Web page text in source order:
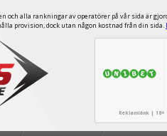
och alla rankningar av operatörer på vår sida är
provision, dock utan någon kostnad från din sida.
Reklamlänk |